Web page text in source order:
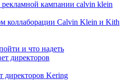
коллаборации Calvin Klein и Kith
и что надеть
директоров Kering